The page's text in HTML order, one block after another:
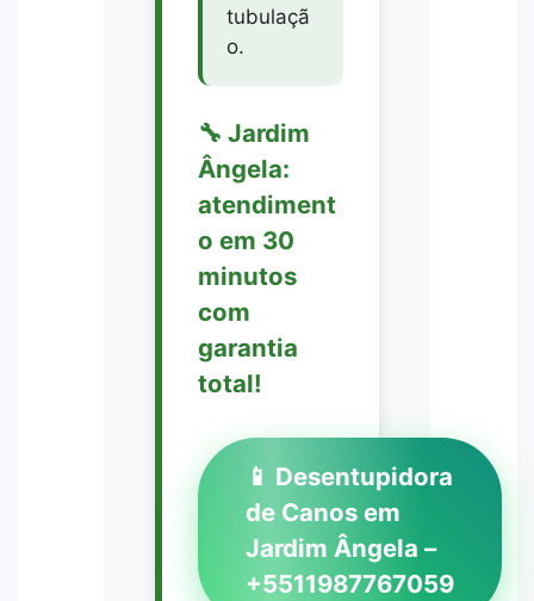
tubulaçã
o.
🔧 Jardim
Ângela:
atendiment
o em 30
minutos
com
garantia
total!
📱 Desentupidora
de Canos em
Jardim Ângela –
+5511987767059